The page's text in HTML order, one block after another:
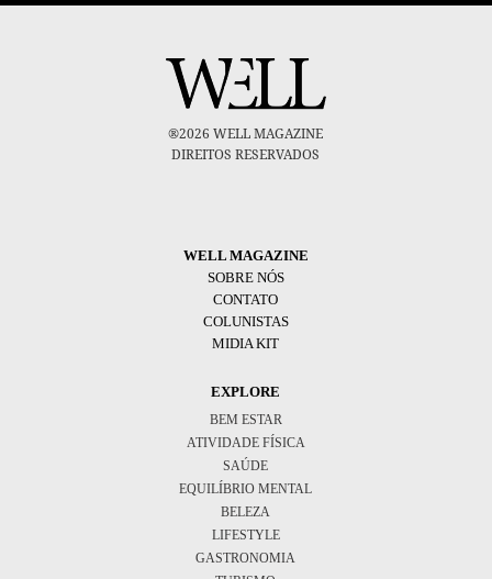
®2026 WELL MAGAZINE
DIREITOS RESERVADOS
WELL MAGAZINE
SOBRE NÓS
CONTATO
COLUNISTAS
MIDIA KIT
EXPLORE
BEM ESTAR
ATIVIDADE FÍSICA
SAÚDE
EQUILÍBRIO MENTAL
BELEZA
LIFESTYLE
GASTRONOMIA